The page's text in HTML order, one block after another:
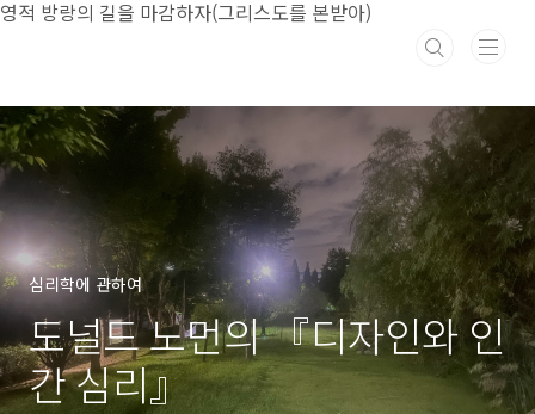
본문 바로가기
영적 방랑의 길을 마감하자(그리스도를 본받아)
심리학에 관하여
도널드 노먼의 『디자인와 인
간 심리』